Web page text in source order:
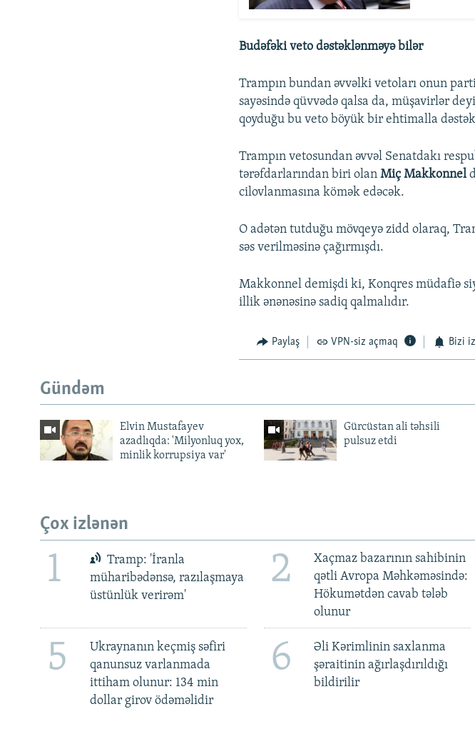
Budəfəki veto dəstəklənməyə bilər
Trampın bundan əvvəlki vetoları onun
sayəsində qüvvədə qalsa da, müşavirlər
qoyduğu bu veto böyük bir ehtimalla
Trampın vetosundan əvvəl Senatdakı
tərəfdarlarından biri olanMiç Makkonnel
cilovlanmasına kömək edəcək.
O adətən tutduğu mövqeyə zidd olaraq,
səs verilməsinə çağırmışdı.
Makkonnel demişdi ki, Konqres müdafiə
illik ənənəsinə sadiq qalmalıdır.
Paylaş VPN-siz açmaq Bizi
Gündəm
Elvin Mustafayev
azadlıqda: 'Milyonluq yox,
minlik korrupsiya var'
Gürcüstan ali təhsili
pulsuz etdi
Çox izlənən
1
Tramp: 'İranla
müharibədənsə, razılaşmaya
üstünlük verirəm'
2
Xaçmaz bazarının sahibinin
qətli Avropa Məhkəməsində:
Hökumətdən cavab tələb
olunur
5
Ukraynanın keçmiş səfiri
qanunsuz varlanmada
ittiham olunur: 134 min
dollar girov ödəməlidir
6
Əli Kərimlinin saxlanma
şəraitinin ağırlaşdırıldığı
bildirilir